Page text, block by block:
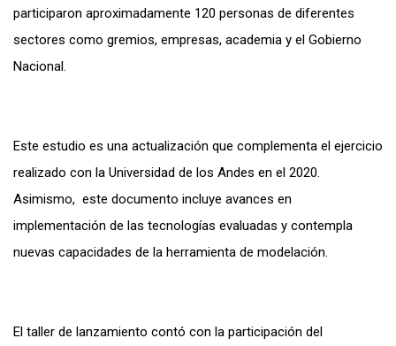
participaron aproximadamente 120 personas de diferentes
sectores como gremios, empresas, academia y el Gobierno
Nacional.
Este estudio es una actualización que complementa el ejercicio
realizado con la Universidad de los Andes en el 2020.
Asimismo, este documento incluye avances en
implementación de las tecnologías evaluadas y contempla
nuevas capacidades de la herramienta de modelación.
El taller de lanzamiento contó con la participación del